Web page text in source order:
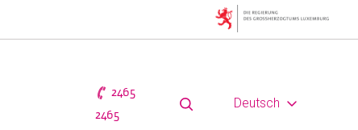
2465
2465
Deutsch